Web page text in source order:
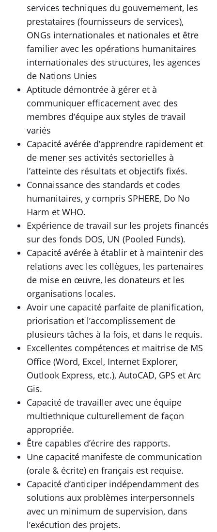
services techniques du gouvernement, les
prestataires (fournisseurs de services),
ONGs internationales et nationales et être
familier avec les opérations humanitaires
internationales des structures, les agences
de Nations Unies
Aptitude démontrée à gérer et à
communiquer efficacement avec des
membres d’équipe aux styles de travail
variés
Capacité avérée d’apprendre rapidement et
de mener ses activités sectorielles à
l’atteinte des résultats et objectifs fixés.
Connaissance des standards et codes
humanitaires, y compris SPHERE, Do No
Harm et WHO.
Expérience de travail sur les projets financés
sur des fonds DOS, UN (Pooled Funds).
Capacité avérée à établir et à maintenir des
relations avec les collègues, les partenaires
de mise en œuvre, les donateurs et les
organisations locales.
Avoir une capacité parfaite de planification,
priorisation et l’accomplissement de
plusieurs tâches à la fois, et dans le requis.
Excellentes compétences et maitrise de MS
Office (Word, Excel, Internet Explorer,
Outlook Express, etc.), AutoCAD, GPS et Arc
Gis.
Capacité de travailler avec une équipe
multiethnique culturellement de façon
appropriée.
Être capables d’écrire des rapports.
Une capacité manifeste de communication
(orale & écrite) en français est requise.
Capacité d’anticiper indépendamment des
solutions aux problèmes interpersonnels
avec un minimum de supervision, dans
l’exécution des projets.